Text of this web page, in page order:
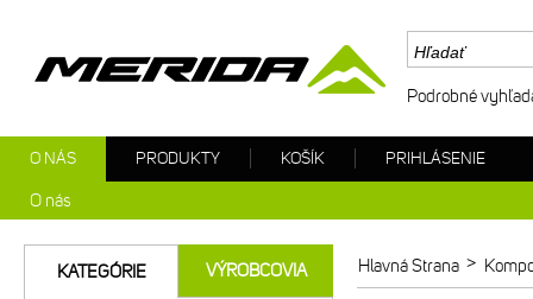
Hlavná Strana >
KATEGÓRIE VÝROBCOVIA
Podrobné
O NÁS
O nás
PRODUKTY KOŠÍK PRIHLÁSENIE